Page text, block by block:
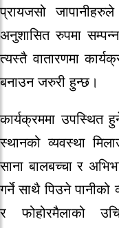
प्रायजसो
अनुशासित रुपमा
त्यस्तै वातारणमा
बनाउन जरुरी हुन्छ।
कार्यक्रममा उपस्थित
स्थानको व्यवस्था
साना बालबच्चा र
गर्ने साथै पिउने
र फोहोरमैलाको